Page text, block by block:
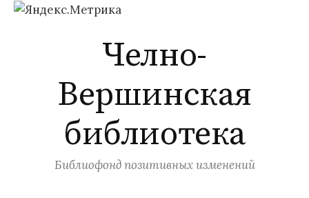
Челно-
Вершинская
библиотека
Библиофонд позитивных изменений